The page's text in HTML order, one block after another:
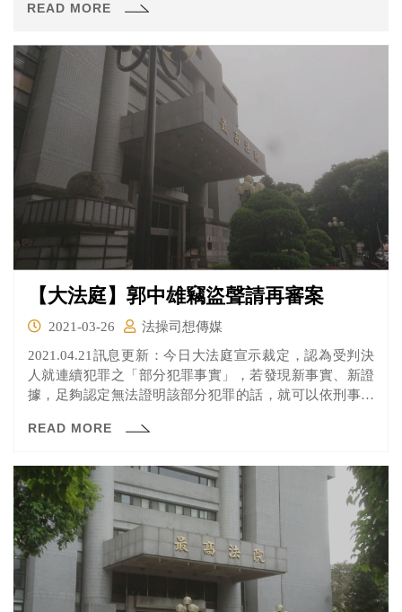
乘以股數計算之（即「實際所得法」）；後者，以行為人
盤平均價格之差額，乘以股數計算之（即「擬制所得
法」）。 二、計算前項利得之範圍，應扣除證券交易稅及
證券交易手續費等稅費成本。
READ MORE
【大法庭】郭中雄竊盜聲請再審案
2021-03-26
法操司想傳媒
2021.04.21訊息更新：今日大法庭宣示裁定，認為受判決
人就連續犯罪之「部分犯罪事實」，若發現新事實、新證
據，足夠認定無法證明該部分犯罪的話，就可以依刑事訴
READ MORE